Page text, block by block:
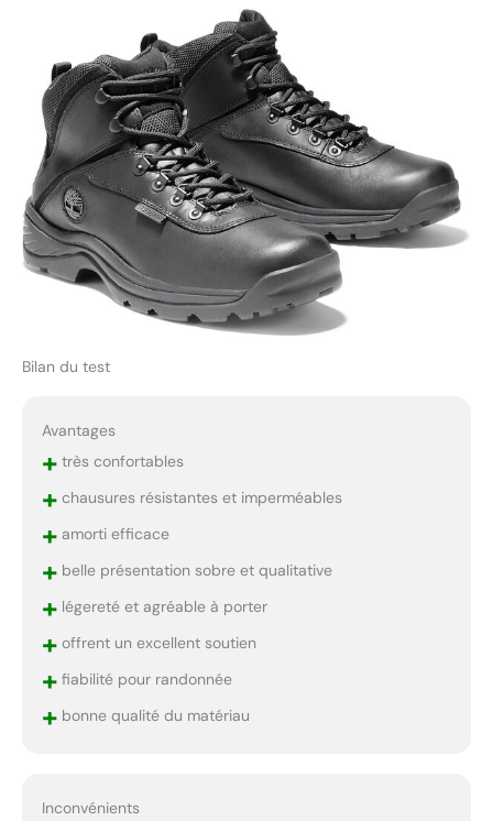
Bilan du test
Avantages
+très confortables
+chausures résistantes et imperméables
+amorti efficace
+belle présentation sobre et qualitative
+légereté et agréable à porter
+offrent un excellent soutien
+fiabilité pour randonnée
+bonne qualité du matériau
Inconvénients